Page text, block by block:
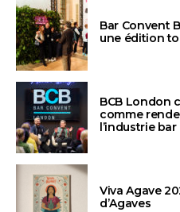
Bar Convent
une édition
BCB London
comme
l’industrie bar
Viva Agave
d’Agaves